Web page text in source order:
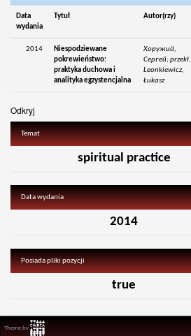
Data
wydania
Tytuł Autor(rzy)
2014
Niespodziewane
pokrewieństwo:
praktyka duchowa i
analityka egzystencjalna
Хоружий,
Сергей; przekł.
Leonkiewicz,
Łukasz
Odkryj
Temat
spiritual practice
Data wydania
2014
Posiada pliki pozycji
true
Theme by